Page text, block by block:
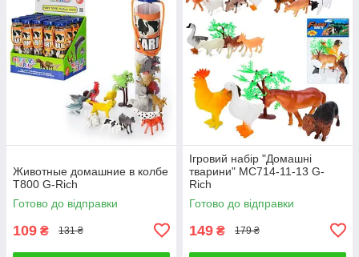
Животные домашние в колбе
T800 G-Rich
Готово до відправки
109 ₴ 131 ₴
Ігровий набір "Домашні
тварини" MC714-11-13 G-
Rich
Готово до відправки
149 ₴ 179 ₴